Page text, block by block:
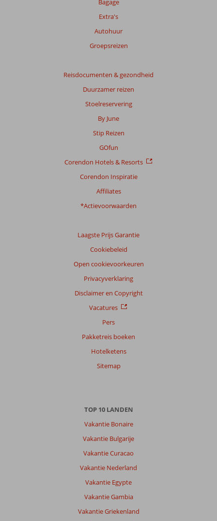
Bagage
Extra's
Autohuur
Groepsreizen
Reisdocumenten & gezondheid
Duurzamer reizen
Stoelreservering
By June
Stip Reizen
GOfun
Corendon Hotels & Resorts
Corendon Inspiratie
Affiliates
*Actievoorwaarden
Laagste Prijs Garantie
Cookiebeleid
Open cookievoorkeuren
Privacyverklaring
Disclaimer en Copyright
Vacatures
Pers
Pakketreis boeken
Hotelketens
Sitemap
TOP 10 LANDEN
Vakantie Bonaire
Vakantie Bulgarije
Vakantie Curacao
Vakantie Nederland
Vakantie Egypte
Vakantie Gambia
Vakantie Griekenland